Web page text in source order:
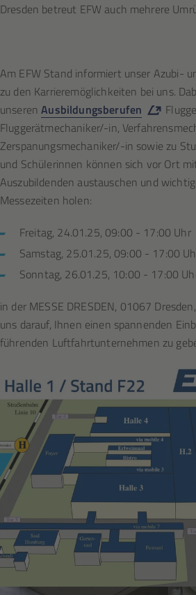
Dresden betreut EFW auch mehrere
Am EFW Stand informiert unser Azubi-
zu den Karrieremöglichkeiten bei uns.
unserenAusbildungsberufen
Fluggerätmechaniker/-in,
Zerspanungsmechaniker/-in sowie zu
und Schülerinnen können sich vor Ort
Auszubildenden austauschen und
Messezeiten holen:
Freitag, 24.01.25, 09:00 - 17:00 Uhr
Samstag, 25.01.25, 09:00 - 17:00
Sonntag, 26.01.25, 10:00 - 17:00
in der MESSE DRESDEN, 01067
uns darauf, Ihnen einen spannenden
führenden Luftfahrtunternehmen zu